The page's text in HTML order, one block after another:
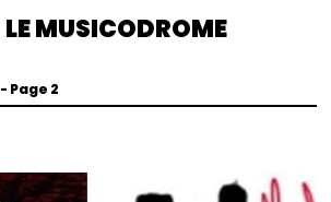
LE MUSICODROME
- Page 2